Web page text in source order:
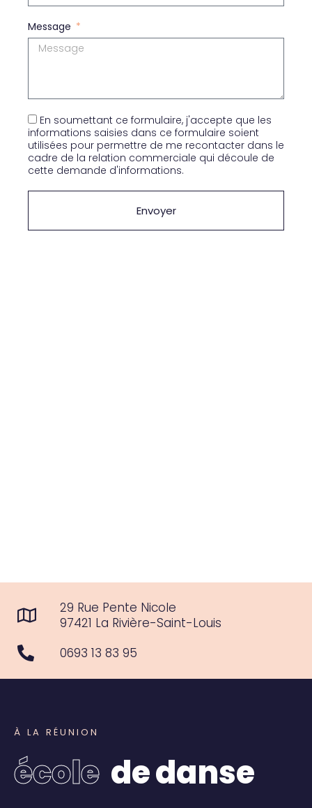
Message
En soumettant ce formulaire, j'accepte que les
informations saisies dans ce formulaire soient
utilisées pour permettre de me recontacter dans le
cadre de la relation commerciale qui découle de
cette demande d'informations.
Envoyer
29 Rue Pente Nicole
97421 La Rivière-Saint-Louis
0693 13 83 95
À LA R ÉU N I O N
école dedanse